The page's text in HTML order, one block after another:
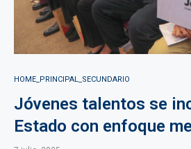
HOME_PRINCIPAL_SECUNDARIO
Jóvenes talentos se
Estado con enfoque